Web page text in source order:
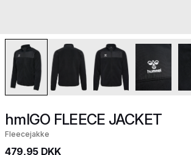
hmlGO FLEECE JACKET
Fleecejakke
479,95 DKK